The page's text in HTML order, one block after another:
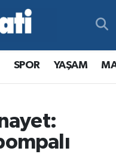
SPOR YAŞAM
Fikstür